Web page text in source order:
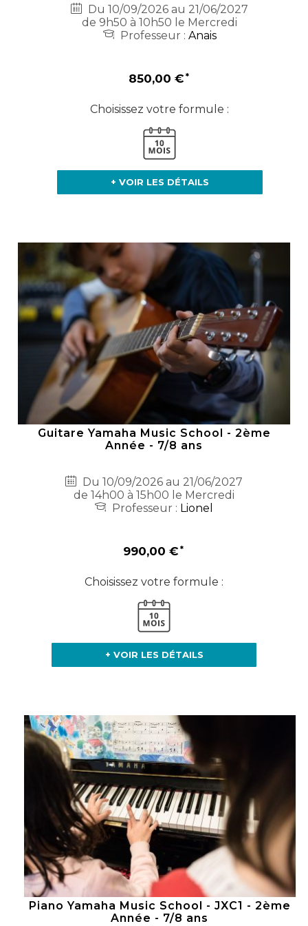
Du 10/09/2026 au 21/06/2027
de 9h50 à 10h50 le Mercredi
Professeur : Anais
850,00 €
Choisissez votre formule :
+ VOIR LES DÉTAILS
Guitare Yamaha Music School - 2ème
Année - 7/8 ans
Du 10/09/2026 au 21/06/2027
de 14h00 à 15h00 le Mercredi
Professeur : Lionel
990,00 €
Choisissez votre formule :
+ VOIR LES DÉTAILS
Piano Yamaha Music School - JXC1 - 2ème
Année - 7/8 ans